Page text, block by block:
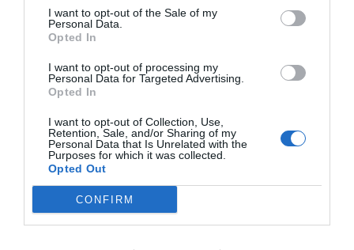
I want to opt-out of the Sale of my
Personal Data.
Opted In
I want to opt-out of processing my
Personal Data for Targeted Advertising.
Opted In
I want to opt-out of Collection, Use,
Retention, Sale, and/or Sharing of my
Personal Data that Is Unrelated with the
Purposes for which it was collected.
Opted Out
CONFIRM
1 2 3
ZAS DESDE 1999
Casi 3 décadas vistiendo almas libres con piezas
auténticas traídas directamente de origen.
Ver detalles›